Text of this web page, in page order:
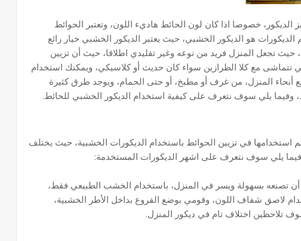
خصوصا اذا كان لون الحائط هاديء اللون، وتعتبر الحوائط
الديكورات هو الديكور الخشبي، حيث يعتبر الديكور الخشبي خيار رائع
حيث تجعل المنزل فريد من نوعه وغير تقليدي اطلاقا، حيث أن تزيين
تتماشى مع كلا الطرازين سواء كان حديث أو كلاسيكي، ويمكنك استخدام
أنحاء المنزل، من غرف أو مطبخ، أو حتى الحمام، ويوجد طرق كثيرة
وفيما يلي سوف نتعرف على كيفية استخدام الديكور الخشبي للحائط.
استخدامها في تزيين الحوائط باستخدام الديكورات الخشبية، حيث يختلف
يلي سوف نتعرف على اشهر الديكورات المستخدمة:
أن تصنعه بسهولة ويسر في المنزل، باستخدام الخشب الطبيعي فقط،
لاصق شفاف اللون، وقومي بوضع الفروع بداخل الأطر الخشبية،
تلاحظين اختلاف تام في ديكور المنزل.